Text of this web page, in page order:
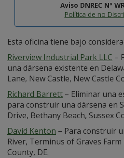
Aviso DNREC Nº
Política de no
Esta oficina tiene bajo
Riverview Industrial Park LLC –
una dársena existente en
Lane, New Castle, New Castle
Richard Barrett – Eliminar una
para construir una dársena en
Drive, Bethany Beach, Sussex
David Kenton – Para construir
River, Terminus of Graves
County, DE.